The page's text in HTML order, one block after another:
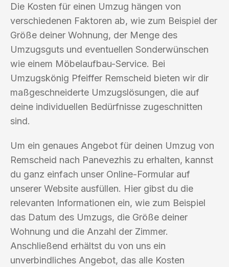
Die Kosten für einen Umzug hängen von
verschiedenen Faktoren ab, wie zum Beispiel der
Größe deiner Wohnung, der Menge des
Umzugsguts und eventuellen Sonderwünschen
wie einem Möbelaufbau-Service. Bei
Umzugskönig Pfeiffer Remscheid bieten wir dir
maßgeschneiderte Umzugslösungen, die auf
deine individuellen Bedürfnisse zugeschnitten
sind.
Um ein genaues Angebot für deinen Umzug von
Remscheid nach Panevezhis zu erhalten, kannst
du ganz einfach unser Online-Formular auf
unserer Website ausfüllen. Hier gibst du die
relevanten Informationen ein, wie zum Beispiel
das Datum des Umzugs, die Größe deiner
Wohnung und die Anzahl der Zimmer.
Anschließend erhältst du von uns ein
unverbindliches Angebot, das alle Kosten